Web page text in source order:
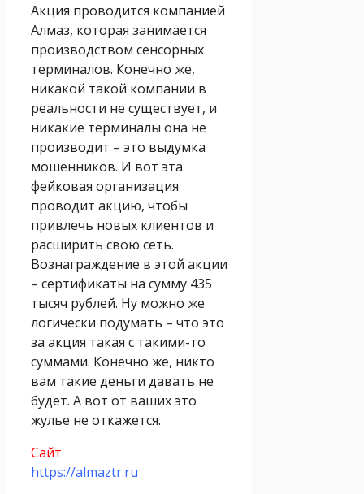
Акция проводится компанией
Алмаз, которая занимается
производством сенсорных
терминалов. Конечно же,
никакой такой компании в
реальности не существует, и
никакие терминалы она не
производит – это выдумка
мошенников. И вот эта
фейковая организация
проводит акцию, чтобы
привлечь новых клиентов и
расширить свою сеть.
Вознаграждение в этой акции
– сертификаты на сумму 435
тысяч рублей. Ну можно же
логически подумать – что это
за акция такая с такими-то
суммами. Конечно же, никто
вам такие деньги давать не
будет. А вот от ваших это
жулье не откажется.
Сайт
https://almaztr.ru